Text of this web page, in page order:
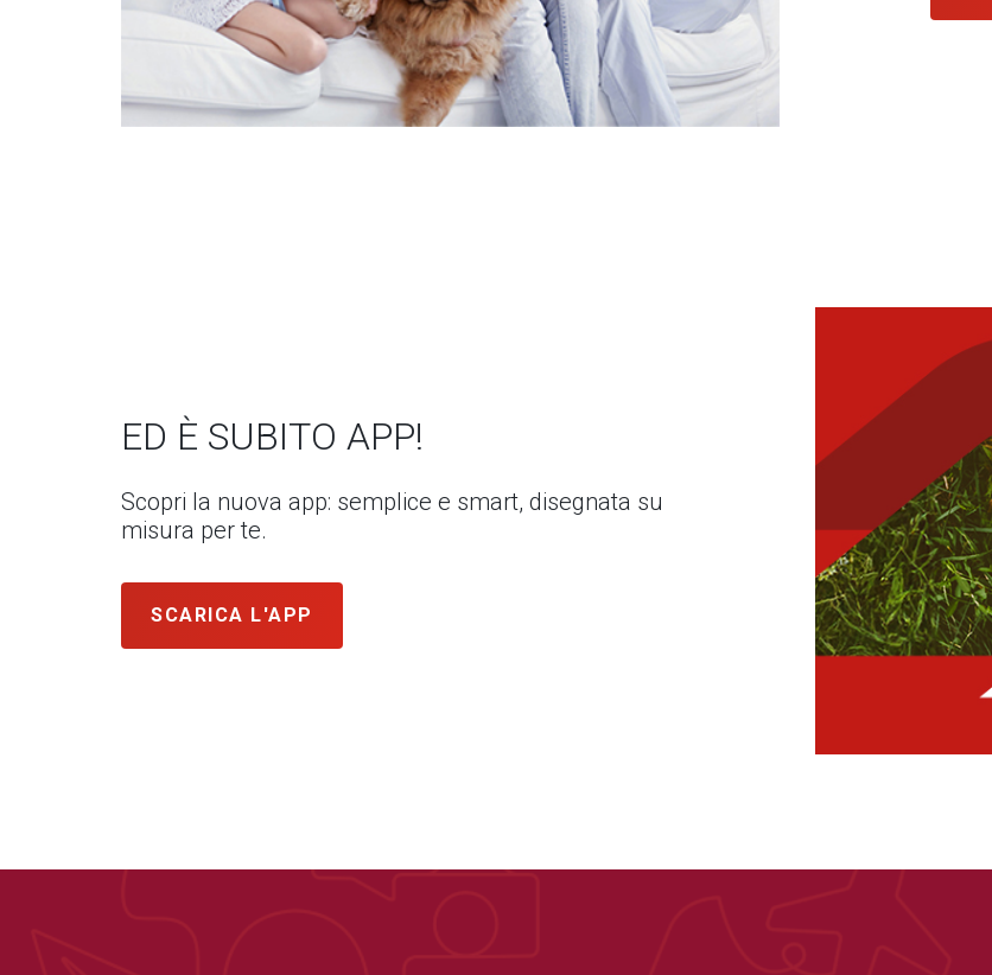
ED È SUBITO APP!
Scopri la nuova app: semplice e smart, disegnata su
misura per te.
SCARICA L'APP